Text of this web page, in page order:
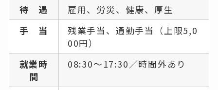
待 遇
雇用、労災、健康、厚生
手 当
残業手当、通勤手当（上限5,0
00円）
就業時
間
08:30～17:30／時間外あり